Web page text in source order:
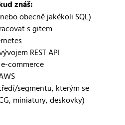
znáš:
obecně jakékoli SQL)
s gitem
REST API
commerce
segmentu, kterým se
miniatury, deskovky)